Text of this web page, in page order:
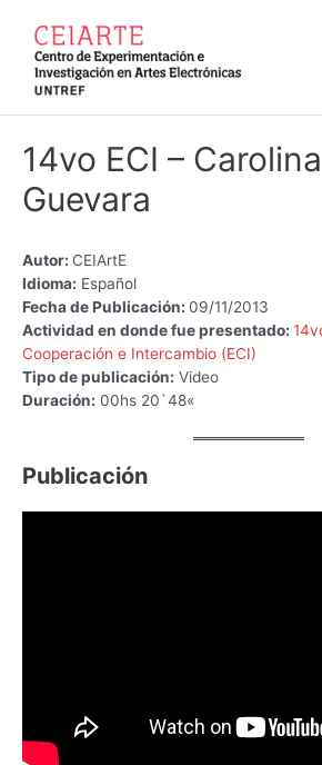
contenido
14vo ECI –
Guevara
Autor: CEIArtE
Idioma: Español
Fecha de Publicación: 09/11/2013
Actividad en donde fue presentado:
Cooperación e Intercambio (ECI)
Tipo de publicación: Video
Duración: 00hs 20`48«
Publicación